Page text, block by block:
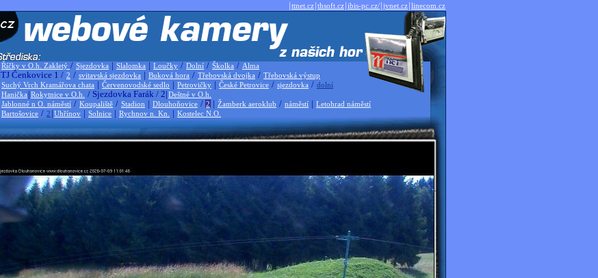
|ttnet.cz|thsoft.cz|ibis-pc.cz/|jvnet.cz|linecom.cz
Říčky v O.h. Zakletý / Sjezdovka | Slalomka | Loučky / Dolní / Školka / Alma
TJ Čenkovice 1 / 2 / svitavská sjezdovka | Buková hora / Třebovská dvojka / Třebovská výstup
Suchý Vrch Kramářova chata | Červenovodské sedlo | Petrovičky | České Petrovice / sjezdovka / dolní
Hanička |Rokytnice v O.h. / Sjezdovka Farák / 2|Deštné v O.h.
Jablonné n O. náměstí / Koupaliště / Stadion | Dlouhoňovice / 2 | Žamberk aeroklub / náměstí | Letohrad náměstí
Bartošovice / 2 |Uhřínov | Solnice | Rychnov n. Kn. | Kostelec N.O.